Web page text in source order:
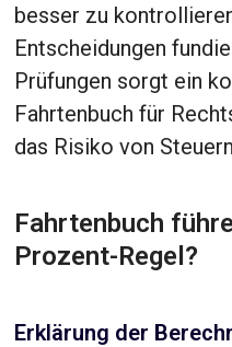
besser zu
Entscheidungen
Prüfungen sorgt ein
Fahrtenbuch für
das Risiko von
Fahrtenbuch
Prozent-Regel?
Erklärung der